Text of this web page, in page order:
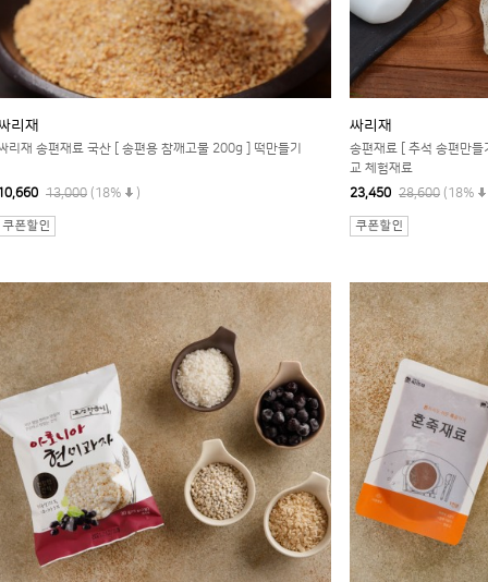
리재
리재 송편재료 국산 [ 송편용 참깨고물 200g ] 떡만들기
13,000 (18% )
싸리재
송편재료 [ 추석 송편만
교 체험재료
23,450 28,600 (18%